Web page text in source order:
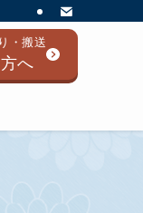
・搬送
方へ